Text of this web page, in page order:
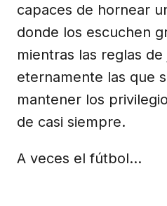
capaces de hornear
donde los escuchen
mientras las reglas
eternamente las que
mantener los
de casi siempre.
A veces el fútbol…